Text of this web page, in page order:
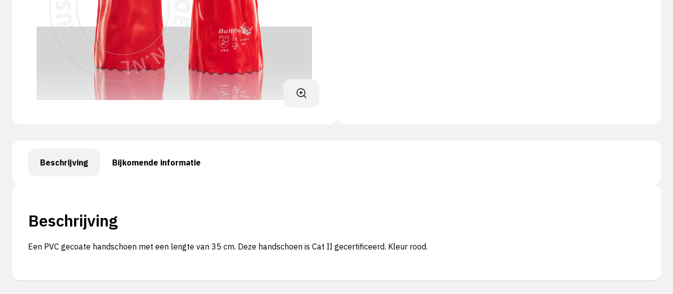
Beschrijving Bijkomende informatie
Beschrijving
Een PVC gecoate handschoen met een lengte van 35 cm. Deze handschoen is Cat II gecertificeerd. Kleur rood.